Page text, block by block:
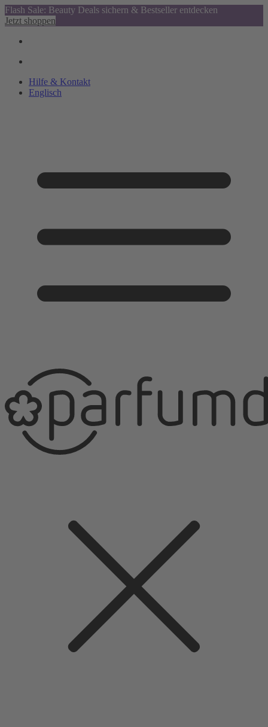
Flash Sale: Beauty Deals sichern & Bestseller entdecken
Jetzt shoppen
Hilfe & Kontakt
Englisch